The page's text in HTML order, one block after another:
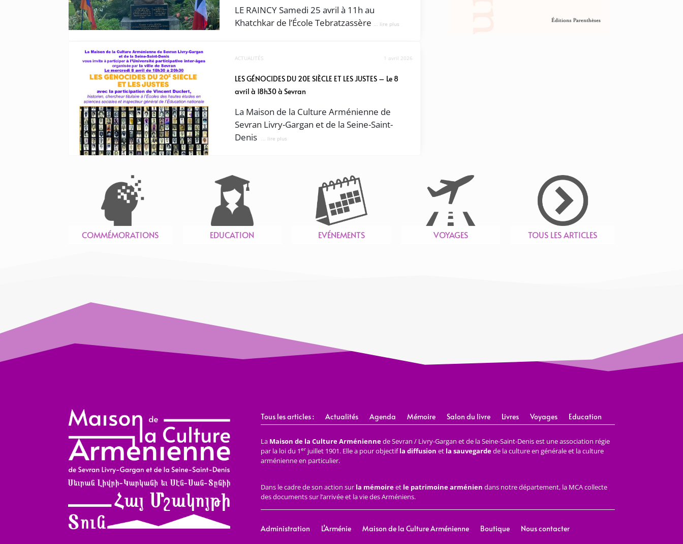
LE RAINCY Samedi 25 avril à 11h au
Khatchkar de l’École Tebratzassère ... lire plus
ACTUALITÉS 1 avril 2026
LES GÉNOCIDES DU 20E SIÈCLE ET LES JUSTES – Le 8
avril à 18h30 à Sevran
La Maison de la Culture Arménienne de
Sevran Livry-Gargan et de la Seine-Saint-
Denis
... lire plus
COMMÉMORATIONS EDUCATION EVÉNEMENTS VOYAGES TOUS LES ARTICLES
Tous les articles : Actualités Agenda Mémoire Salon du livre Livres Voyages Education
La Maison de la Culture Arméniennede Sevran / Livry-Gargan et de la Seine-Saint-Denis est une association régie
par la loi du 1erjuillet 1901. Elle a pour objectifla diffusion et la sauvegardede la culture en générale et la culture
arménienne en particulier.
Dans le cadre de son action sur la mémoireet le patrimoine arménien dans notre département, la MCA collecte
des documents sur l’arrivée et la vie des Arméniens.
Administration L’Arménie Maison de la Culture Arménienne Boutique Nous contacter